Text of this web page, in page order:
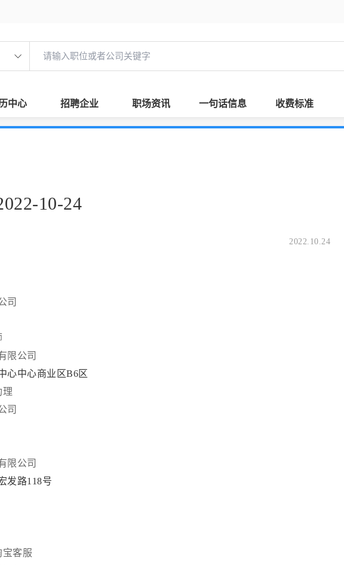
中心 招聘企业 职场资讯 一句话信息 收费标准
10-24
2022.10.24
司
限公司
心中心商业区B6区
理
司
限公司
发路118号
宝客服